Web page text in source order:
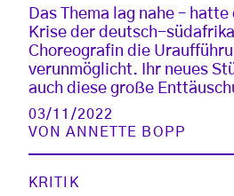
Das Thema lag nahe –
Krise der deutsch-
Choreografin die
verunmöglicht. Ihr neues
auch diese große
03/11/2022
VONANNETTE BOPP
KRITIK